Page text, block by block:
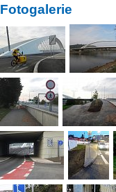
Fotogalerie